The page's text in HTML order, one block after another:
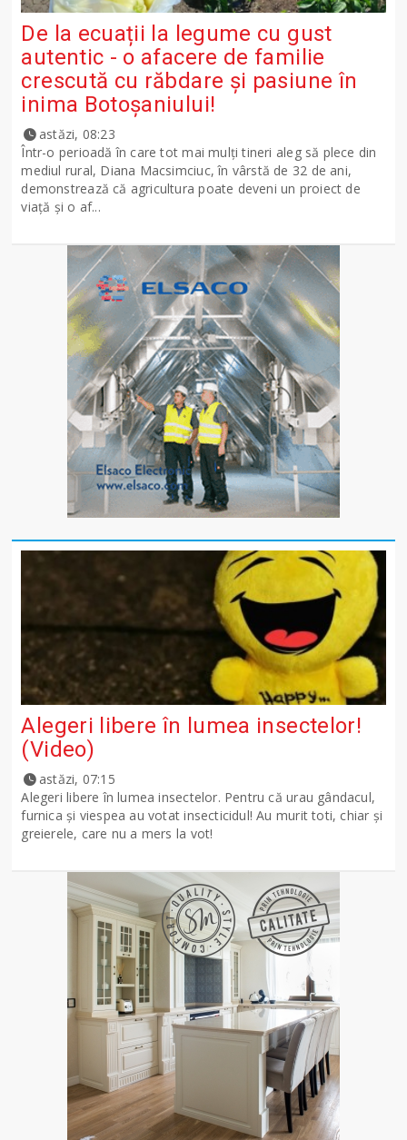
De la ecuații la legume cu gust
autentic - o afacere de familie
crescută cu răbdare și pasiune în
inima Botoșaniului!
astăzi, 08:23
Într-o perioadă în care tot mai mulți tineri aleg să plece din
mediul rural, Diana Macsimciuc, în vârstă de 32 de ani,
demonstrează că agricultura poate deveni un proiect de
viață și o af...
Alegeri libere în lumea insectelor!
(Video)
astăzi, 07:15
Alegeri libere în lumea insectelor. Pentru că urau gândacul,
furnica și viespea au votat insecticidul! Au murit toti, chiar și
greierele, care nu a mers la vot!